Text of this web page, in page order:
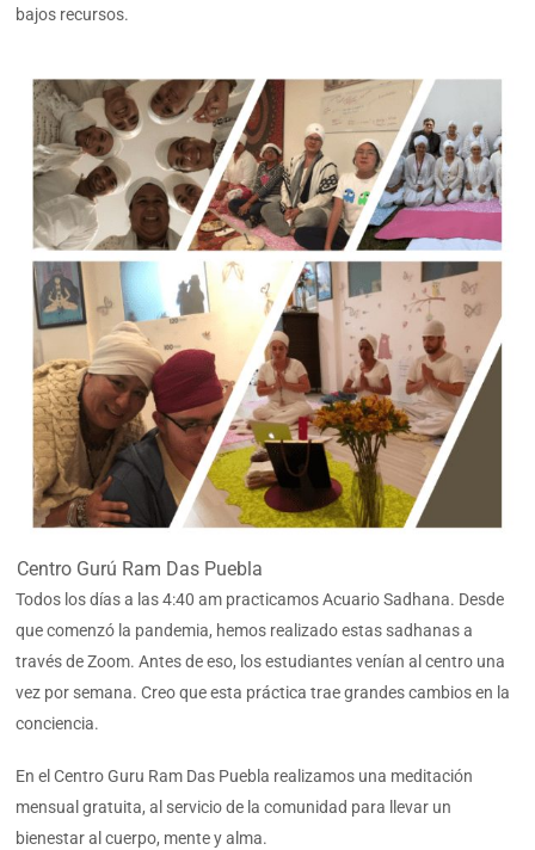
bajos recursos.
Centro Gurú Ram Das Puebla
Todos los días a las 4:40 am practicamos Acuario Sadhana. Desde
que comenzó la pandemia, hemos realizado estas sadhanas a
través de Zoom. Antes de eso, los estudiantes venían al centro una
vez por semana. Creo que esta práctica trae grandes cambios en la
conciencia.
En el Centro Guru Ram Das Puebla realizamos una meditación
mensual gratuita, al servicio de la comunidad para llevar un
bienestar al cuerpo, mente y alma.